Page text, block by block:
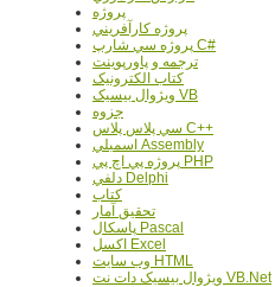
پروژه
پروژه کارآفريني
پروژه سي شارپ C#
ترجمه و پاورپوينت
کتاب الکترونيک
ويژوال بيسيک VB
جزوه
سي پلاس پلاس C++
اسمبلي Assembly
پروژه پي اچ پي PHP
دلفي Delphi
کتاب
تحقيق آمار
پاسکال Pascal
اکسل Excel
وب سايت HTML
ويژوال بيسيک دات نت VB.Net